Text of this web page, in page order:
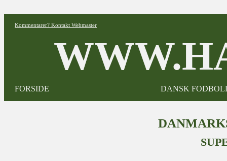
Kommentarer? Kontakt Webmaster
FORSIDE DANSK